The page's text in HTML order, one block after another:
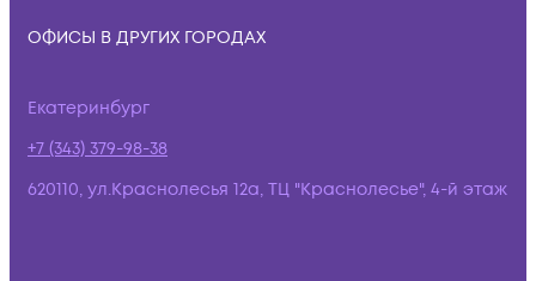
ОФИСЫ В ДРУГИХ ГОРОДАХ
Екатеринбург
+7 (343) 379-98-38
620110, ул.Краснолесья 12а, ТЦ "Краснолесье", 4-й этаж